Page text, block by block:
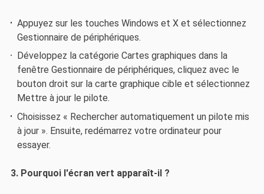
Appuyez sur les touches Windows et X et sélectionnez
Gestionnaire de périphériques.
Développez la catégorie Cartes graphiques dans la
fenêtre Gestionnaire de périphériques, cliquez avec le
bouton droit sur la carte graphique cible et sélectionnez
Mettre à jour le pilote.
Choisissez « Rechercher automatiquement un pilote mis
à jour ». Ensuite, redémarrez votre ordinateur pour
essayer.
3. Pourquoi l'écran vert apparaît-il ?